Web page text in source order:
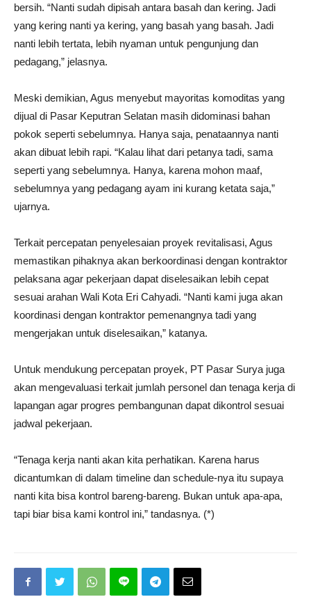
bersih. “Nanti sudah dipisah antara basah dan kering. Jadi
yang kering nanti ya kering, yang basah yang basah. Jadi
nanti lebih tertata, lebih nyaman untuk pengunjung dan
pedagang,” jelasnya.
Meski demikian, Agus menyebut mayoritas komoditas yang
dijual di Pasar Keputran Selatan masih didominasi bahan
pokok seperti sebelumnya. Hanya saja, penataannya nanti
akan dibuat lebih rapi. “Kalau lihat dari petanya tadi, sama
seperti yang sebelumnya. Hanya, karena mohon maaf,
sebelumnya yang pedagang ayam ini kurang ketata saja,”
ujarnya.
Terkait percepatan penyelesaian proyek revitalisasi, Agus
memastikan pihaknya akan berkoordinasi dengan kontraktor
pelaksana agar pekerjaan dapat diselesaikan lebih cepat
sesuai arahan Wali Kota Eri Cahyadi. “Nanti kami juga akan
koordinasi dengan kontraktor pemenangnya tadi yang
mengerjakan untuk diselesaikan,” katanya.
Untuk mendukung percepatan proyek, PT Pasar Surya juga
akan mengevaluasi terkait jumlah personel dan tenaga kerja di
lapangan agar progres pembangunan dapat dikontrol sesuai
jadwal pekerjaan.
“Tenaga kerja nanti akan kita perhatikan. Karena harus
dicantumkan di dalam timeline dan schedule-nya itu supaya
nanti kita bisa kontrol bareng-bareng. Bukan untuk apa-apa,
tapi biar bisa kami kontrol ini,” tandasnya. (*)